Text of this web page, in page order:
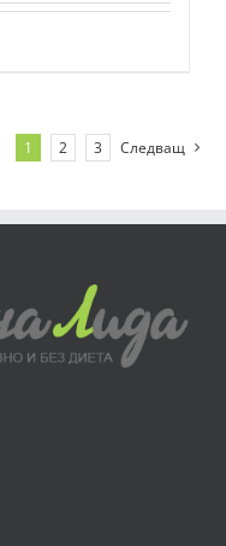
1 2 3 Следващ